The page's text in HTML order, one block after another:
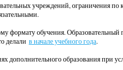
учреждений, ограничения по
формату обучения. Образовательный
делали в начале учебного года.
дополнительного образования при